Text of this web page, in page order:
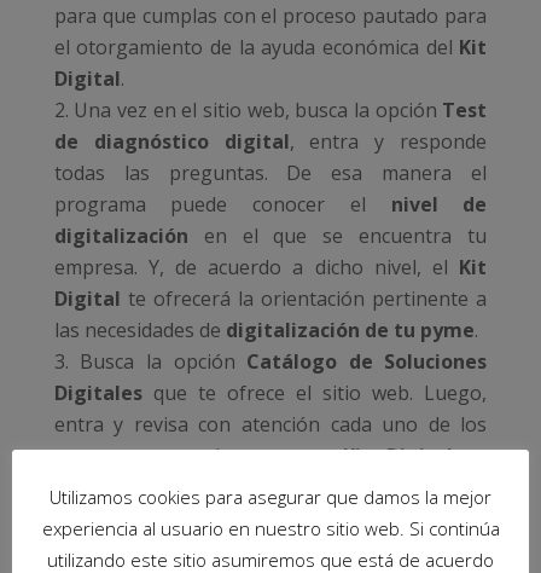
para que cumplas con el proceso pautado para
el otorgamiento de la ayuda económica del Kit
Digital.
Una vez en el sitio web, busca la opción Test
de diagnóstico digital, entra y responde
todas las preguntas. De esa manera el
programa puede conocer el nivel de
digitalización en el que se encuentra tu
empresa. Y, de acuerdo a dicho nivel, el Kit
Digital te ofrecerá la orientación pertinente a
las necesidades de digitalización de tu pyme.
Busca la opción Catálogo de Soluciones
Digitalesque te ofrece el sitio web. Luego,
entra y revisa con atención cada uno de los
paquetes que el programaKit Digitalte
presenta.
Ingresa en la opción
Solicitar tu bono Kit
Digital
y cumple con lo que se te solicita.
Utilizamos cookies para asegurar que damos la mejor
experiencia al usuario en nuestro sitio web. Si continúa
utilizando este sitio asumiremos que está de acuerdo